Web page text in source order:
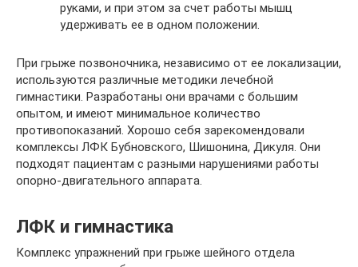
руками, и при этом за счет работы мышц
удерживать ее в одном положении.
При грыже позвоночника, независимо от ее локализации,
используются различные методики лечебной
гимнастики. Разработаны они врачами с большим
опытом, и имеют минимальное количество
противопоказаний. Хорошо себя зарекомендовали
комплексы ЛФК Бубновского, Шишонина, Дикуля. Они
подходят пациентам с разными нарушениями работы
опорно-двигательного аппарата.
ЛФК и гимнастика
Комплекс упражнений при грыже шейного отдела